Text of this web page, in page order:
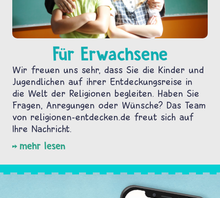
Für Erwachsene
Wir freuen uns sehr, dass Sie die Kinder und
Jugendlichen auf ihrer Entdeckungsreise in
die Welt der Religionen begleiten. Haben Sie
Fragen, Anregungen oder Wünsche? Das Team
von religionen-entdecken.de freut sich auf
Ihre Nachricht.
mehr lesen